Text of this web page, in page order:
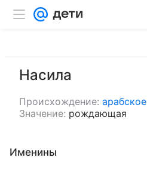
Насила
Происхождение: арабское
Значение: рождающая
Именины